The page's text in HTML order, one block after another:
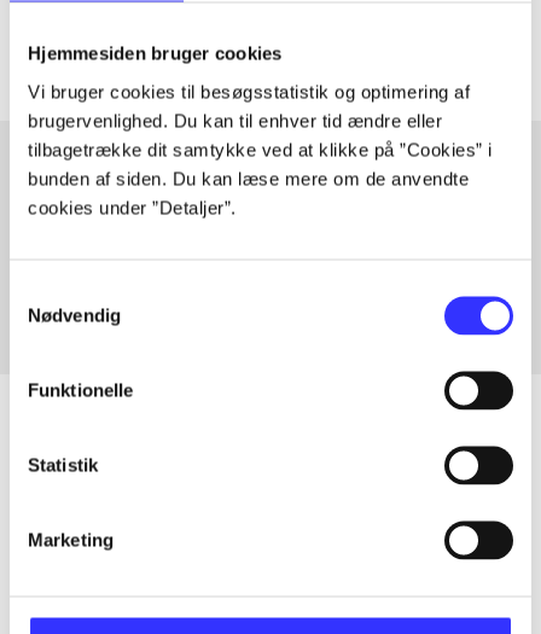
Hjemmesiden bruger cookies
Vi bruger cookies til besøgsstatistik og optimering af
brugervenlighed. Du kan til enhver tid ændre eller
tilbagetrække dit samtykke ved at klikke på ”Cookies” i
bunden af siden. Du kan læse mere om de anvendte
cookies under ”Detaljer”.
Nødvendig
Funktionelle
Statistik
Marketing
Artiklerne i handler ofte om
Artikler med samme emner